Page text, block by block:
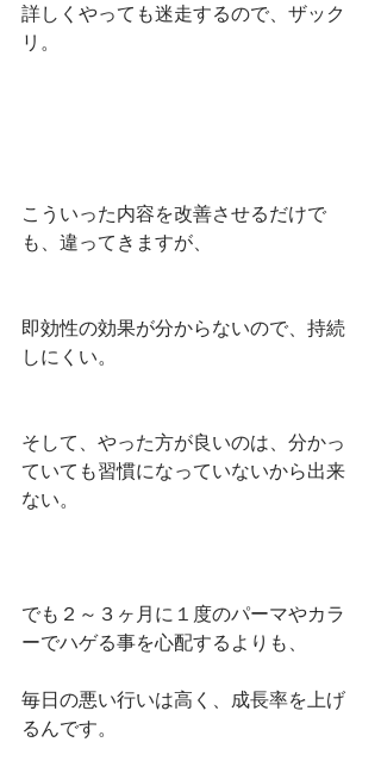
詳しくやっても迷走するので、ザック
リ。
こういった内容を改善させるだけで
も、違ってきますが、
即効性の効果が分からないので、持続
しにくい。
そして、やった方が良いのは、分かっ
ていても習慣になっていないから出来
ない。
でも２～３ヶ月に１度のパーマやカラ
ーでハゲる事を心配するよりも、
毎日の悪い行いは高く、成長率を上げ
るんです。